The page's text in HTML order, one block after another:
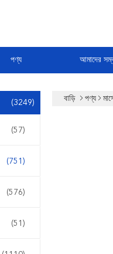
পণ্য আমাদের
(3249)
(57)
(751)
(576)
(51)
বাড়ি পণ্য